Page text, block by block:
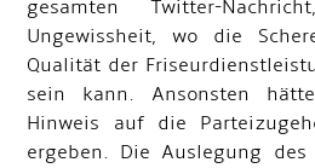
gesamten Twitter-
Ungewissheit, wo die
Qualität der
sein kann. Ansonsten
Hinweis auf die
ergeben. Die Auslegung